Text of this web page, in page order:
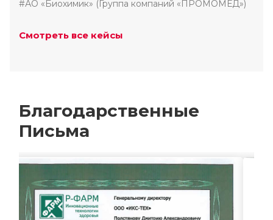
#АО «Биохимик» (Группа компаний «ПРОМОМЕД»)
Смотреть все кейсы
Благодарственные
Письма